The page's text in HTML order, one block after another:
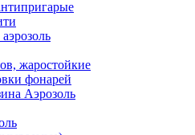
жаростойкие
фонарей
Аэрозоль